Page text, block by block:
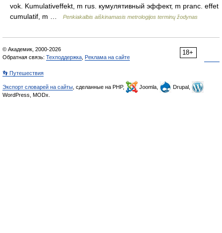
vok. Kumulativeffekt, m rus. кумулятивный эффект, m pranc. effet
cumulatif, m …
Penkiakalbis aiškinamasis metrologijos terminų žodynas
18+
© Академик, 2000-2026
Обратная связь: Техподдержка Реклама на сайте
👣 Путешествия
Экспорт словарей на сайты , сделанные на PHP, Joomla,
Drupal,
WordPress, MODx.